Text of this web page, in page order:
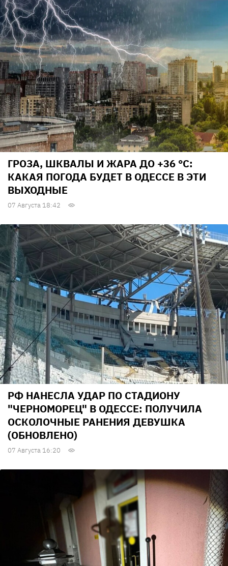
ГРОЗА, ШКВАЛЫ И ЖАРА ДО +36 °С:
КАКАЯ ПОГОДА БУДЕТ В ОДЕССЕ В ЭТИ
ВЫХОДНЫЕ
07 Августа 18:42
РФ НАНЕСЛА УДАР ПО СТАДИОНУ
"ЧЕРНОМОРЕЦ" В ОДЕССЕ: ПОЛУЧИЛА
ОСКОЛОЧНЫЕ РАНЕНИЯ ДЕВУШКА
(ОБНОВЛЕНО)
07 Августа 16:20